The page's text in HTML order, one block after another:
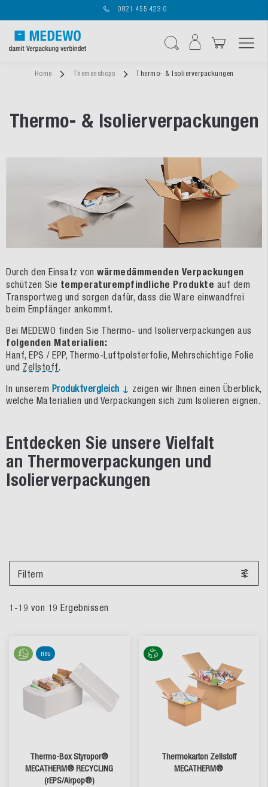
0821 455 423 0
Home Themenshops Thermo- & Isolierverpackungen
Thermo- & Isolierverpackungen
Durch den Einsatz von wärmedämmenden Verpackungen
schützen Sie temperaturempfindliche Produkte auf dem
Transportweg und sorgen dafür, dass die Ware einwandfrei
beim Empfänger ankommt.
Bei MEDEWO finden Sie Thermo- und Isolierverpackungen aus
folgenden Materialien:
Hanf, EPS / EPP, Thermo-Luftpolsterfolie, Mehrschichtige Folie
und Zellstoff.
In unserem Produktvergleich ↓ zeigen wir Ihnen einen Überblick,
welche Materialien und Verpackungen sich zum Isolieren eignen.
Entdecken Sie unsere Vielfalt
an Thermoverpackungen und
Isolierverpackungen
1 -19 von 19 Ergebnissen
neu
Thermo-Box Styropor®
MECATHERM® RECYCLING
(rEPS/Airpop®)
Thermokarton Zellstoff
MECATHERM®
Filtern